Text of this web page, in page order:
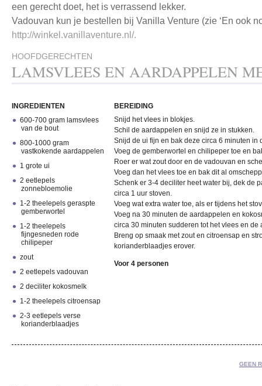
een gerecht doet, het is verrassend lekker.
Vadouvan kun je bestellen bij Vanilla Venture (zie ‘En ook
http://winkel.vanillaventure.nl/.
HOOFDGERECHTEN
LAMSVLEES EN AARDAPPELEN
INGREDIENTEN
600-700 gram lamsvlees
van de bout
800-1000 gram
vastkokende aardappelen
1 grote ui
2 eetlepels
zonnebloemolie
1-2 theelepels geraspte
gemberwortel
1-2 theelepels
fijngesneden rode
chilipeper
zout
2 eetlepels vadouvan
2 deciliter kokosmelk
1-2 theelepels citroensap
2-3 eetlepels verse
korianderblaadjes
BEREIDING
Snijd het vlees in blokjes.
Schil de aardappelen en snijd ze in stukken.
Snijd de ui fijn en bak deze circa 6 minuten in
Voeg de gemberwortel en chilipeper toe en
Roer er wat zout door en de vadouvan en
Voeg dan het vlees toe en bak dit al
Schenk er 3-4 deciliter heet water bij, dek de
circa 1 uur stoven.
Voeg wat extra water toe, als er tijdens het
Voeg na 30 minuten de aardappelen en
circa 30 minuten sudderen tot het vlees en
Breng op smaak met zout en citroensap en
korianderblaadjes erover.
Voor 4 personen
GEEN